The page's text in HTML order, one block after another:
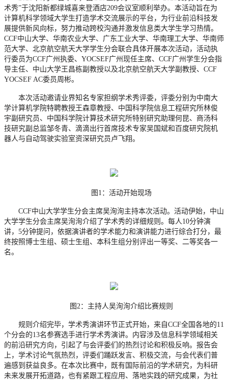
术秀”于沈阳新都绿城喜来登酒店209会议室顺利举办。本活动旨在为
计算机科学领域大学生打造学术交流展示的平台，为行业前沿科技发
展提供新风向标，努力推动跨校沟通并激发信息类大学生学习热情。
CCF中山大学、华南农业大学、广东工业大学、华南理工大学、华南师
范大学、北京航空航天大学学生分会联合具体开展本次活动，活动执
行委员为CCF广州执委、YOCSEF广州现任主席、CCF广州学生分会指
导主任、中山大学王昌栋副教授以及北京航空航天大学副教授、CCF
YOCSEF AC委员周彬。
本次活动邀请业界知名专家担纲学术秀评委，评委分别为中南大
学计算机学院特聘教授王森章教授、中国科学院信息工程研究所林俊
宇副研究员、 中国科学院计算技术研究所特别研究助理何昆、 商汤科
技研究副总监邹冬青、滴滴出行首席技术专家吴国斌和百度研究院机
器人与自动驾驶实验室资深研究员卢飞翔。
图 1：活动开始现场
CCF中山大学学生分会主席吴洵洵主持本次活动。活动伊始，中山
大学学生分会主席吴洵洵介绍了学术秀的详细规则。每人10分钟演
讲，5分钟提问，依据演讲者的学术能力和演讲能力进行综合打分，最
终按照博士生组、硕士生组、本科生组分别评出一等奖、二等奖各一
名。
图2：主持人吴洵洵介绍比赛规则
规则介绍完毕，学术秀演讲环节正式开始，来自 CCF全国各地的11
个分会的13名参赛选手进行学术秀演讲。内容涉及信息科学领域相关
的前沿研究方向，引起了与会评委们的热烈讨论和积极反响。报告会
上，学术讨论气氛热烈，评委们踊跃发言、积极交流，与会代表们普
遍感到获益良多。在本次比赛中，既有国际前沿的学术研究，为科研
未来发展开拓道路，也有紧跟工程应用、落地实践的研究成果，为社